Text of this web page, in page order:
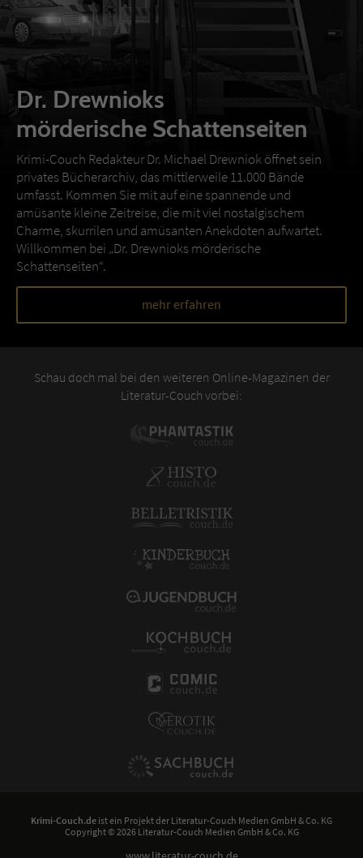
Dr. Drewnioks
mörderische Schattenseiten
Krimi-Couch Redakteur Dr. Michael Drewniok öffnet sein
privates Bücherarchiv, das mittlerweile 11.000 Bände
umfasst. Kommen Sie mit auf eine spannende und
amüsante kleine Zeitreise, die mit viel nostalgischem
Charme, skurrilen und amüsanten Anekdoten aufwartet.
Willkommen bei „Dr. Drewnioks mörderische
Schattenseiten“.
mehr erfahren
Schau doch mal bei den weiteren Online-Magazinen der
Literatur-Couch vorbei:
Krimi-Couch.de ist ein Projekt der Literatur-Couch Medien GmbH & Co. KG
Copyright © 2026 Literatur-Couch Medien GmbH & Co. KG